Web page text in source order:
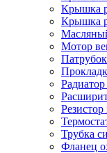
Крышка
Крышка
Мотор
Трубка
Фланец